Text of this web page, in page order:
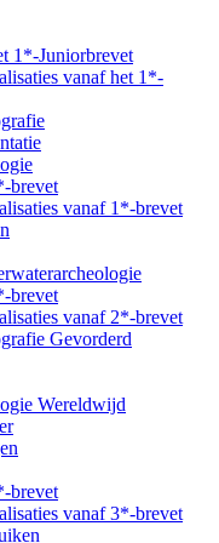
1*-Juniorbrevet
vanaf het 1*-
brevet
vanaf 1*-brevet
brevet
vanaf 2*-brevet
Gevorderd
Wereldwijd
brevet
vanaf 3*-brevet